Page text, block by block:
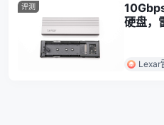
评测
硬盘，
Lexar